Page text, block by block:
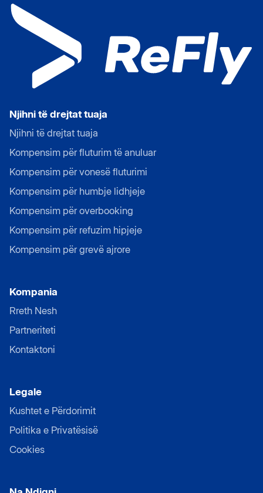
Njihni të drejtat tuaja
Njihni të drejtat tuaja
Kompensim për fluturim të anuluar
Kompensim për vonesë fluturimi
Kompensim për humbje lidhjeje
Kompensim për overbooking
Kompensim për refuzim hipjeje
Kompensim për grevë ajrore
Kompania
Rreth Nesh
Partneriteti
Kontaktoni
Legale
Kushtet e Përdorimit
Politika e Privatësisë
Cookies